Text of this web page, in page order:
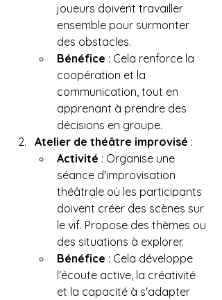
joueurs doivent travailler
ensemble pour surmonter
des obstacles.
Bénéfice : Cela renforce la
coopération et la
communication, tout en
apprenant à prendre des
décisions en groupe.
Atelier de théâtre improvisé :
Activité : Organise une
séance d'improvisation
théâtrale où les participants
doivent créer des scènes sur
le vif. Propose des thèmes ou
des situations à explorer.
Bénéfice : Cela développe
l'écoute active, la créativité
et la capacité à s'adapter